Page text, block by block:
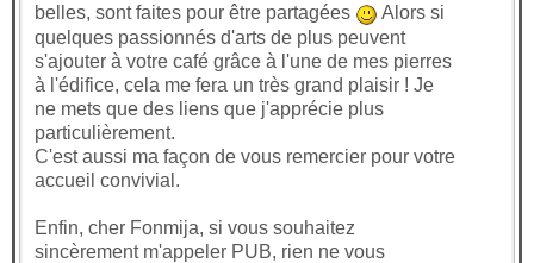
belles, sont faites pour être partagées
Alors si
quelques passionnés d'arts de plus peuvent
s'ajouter à votre café grâce à l'une de mes pierres
à l'édifice, cela me fera un très grand plaisir ! Je
ne mets que des liens que j'apprécie plus
particulièrement.
C'est aussi ma façon de vous remercier pour votre
accueil convivial.
Enfin, cher Fonmija, si vous souhaitez
sincèrement m'appeler PUB, rien ne vous